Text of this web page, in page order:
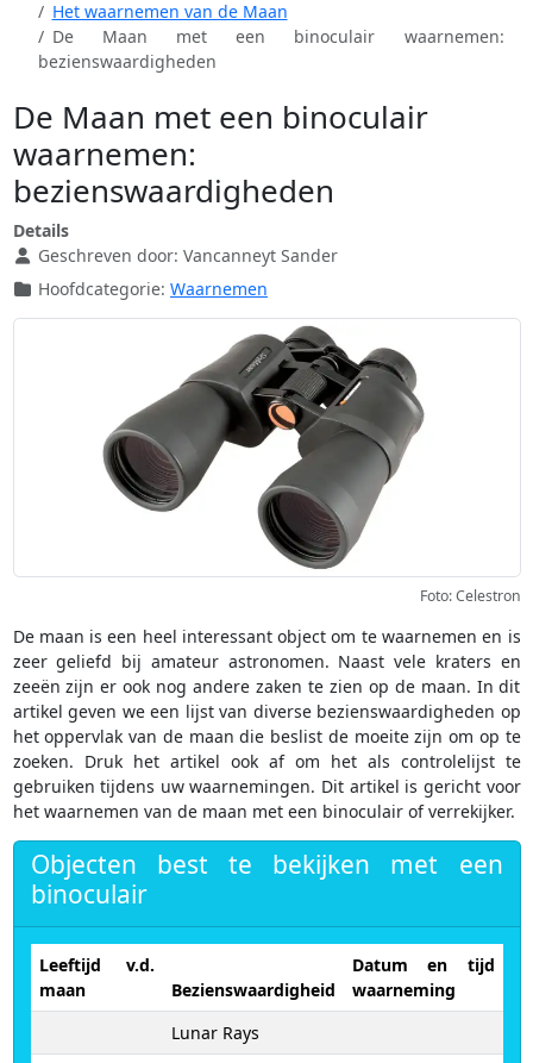
Het waarnemen van de Maan
De Maan met een binoculair waarnemen:
bezienswaardigheden
De Maan met een binoculair
waarnemen:
bezienswaardigheden
Details
Geschreven door: Vancanneyt Sander
Hoofdcategorie: Waarnemen
Foto: Celestron
De maan is een heel interessant object om te waarnemen en is
zeer geliefd bij amateur astronomen. Naast vele kraters en
zeeën zijn er ook nog andere zaken te zien op de maan. In dit
artikel geven we een lijst van diverse bezienswaardigheden op
het oppervlak van de maan die beslist de moeite zijn om op te
zoeken. Druk het artikel ook af om het als controlelijst te
gebruiken tijdens uw waarnemingen. Dit artikel is gericht voor
het waarnemen van de maan met een binoculair of verrekijker.
Objecten best te bekijken met een
binoculair
Leeftijd v.d.
maan
Bezienswaardigheid
Datum en tijd
waarneming
Lunar Rays